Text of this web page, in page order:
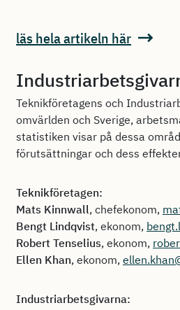
läs hela artikeln här
Teknikföretagens och
omvärlden och Sverige,
statistiken visar på dessa
förutsättningar och dess
Teknikföretagen:
Mats Kinnwall, chefekonom,
Bengt Lindqvist, ekonom,
Robert Tenselius, ekonom,
Ellen Khan, ekonom,
Industriarbetsgivarna: